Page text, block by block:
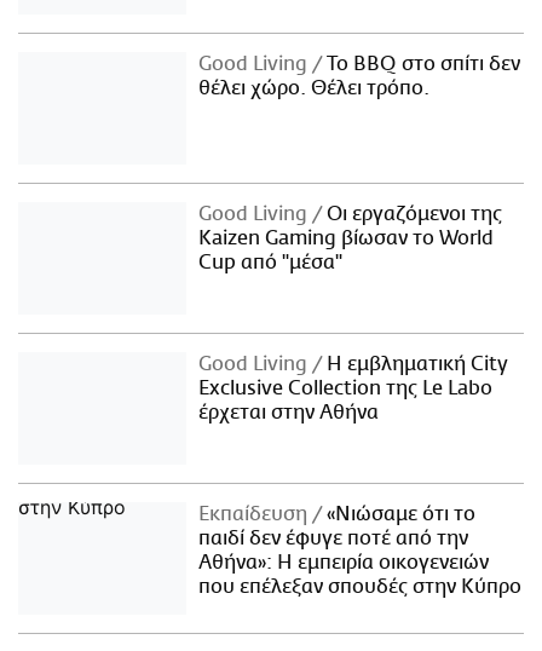
Good Living
Το BBQ στο σπίτι δεν
θέλει χώρο. Θέλει τρόπο.
Good Living
Οι εργαζόμενοι της
Kaizen Gaming βίωσαν το World
Cup από "μέσα"
Good Living
Η εμβληματική City
Exclusive Collection της Le Labo
έρχεται στην Αθήνα
Εκπαίδευση
«Νιώσαμε ότι το
παιδί δεν έφυγε ποτέ από την
Αθήνα»: Η εμπειρία οικογενειών
που επέλεξαν σπουδές στην Κύπρο